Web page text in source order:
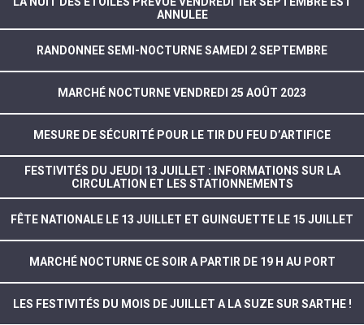
ANNULEE
RANDONNEE SEMI-NOCTURNE SAMEDI 2 SEPTEMBRE
MARCHÉ NOCTURNE VENDREDI 25 AOÛT 2023
MESURE DE SÉCURITÉ POUR LE TIR DU FEU D’ARTIFICE
FESTIVITÉS DU JEUDI 13 JUILLET : INFORMATIONS SUR LA
CIRCULATION ET LES STATIONNEMENTS
FÊTE NATIONALE LE 13 JUILLET ET GUINGUETTE LE 15 JUILLET
MARCHÉ NOCTURNE CE SOIR A PARTIR DE 19 H AU PORT
LES FESTIVITÉS DU MOIS DE JUILLET A LA SUZE SUR SARTHE !